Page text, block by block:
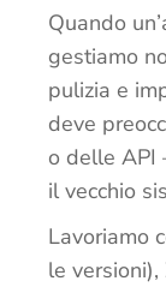
Quando
gestiamo
pulizia e
deve
o delle API
il vecchio
Lavoriamo
le versioni),